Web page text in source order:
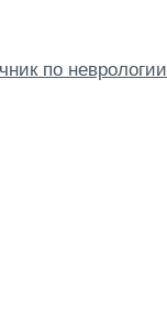
по неврологии